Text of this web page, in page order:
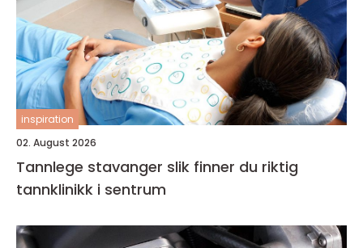
inspiration
02. August 2026
Tannlege stavanger slik finner du riktig
tannklinikk i sentrum